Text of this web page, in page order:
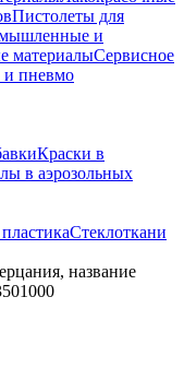
Пистолеты для
и
материалыСервисное
и пневмо
Краски в
в аэрозольных
Стеклоткани
название